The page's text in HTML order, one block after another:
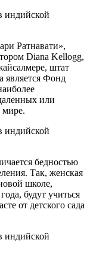
Ратнавати»,
Diana Kellogg,
штат
является Фонд
или
мире.
бедностью
Так, женская
школе,
будут учиться
от детского сада